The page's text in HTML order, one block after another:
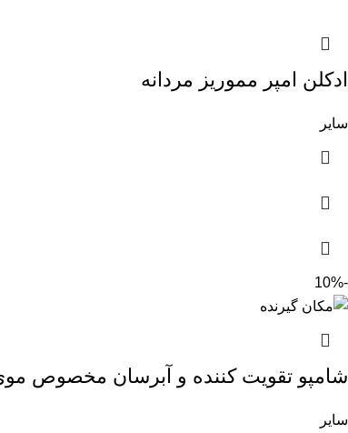
ادکلن امپر مموریز مردانه
سایر
-10%
شامپو تقویت کننده و آبرسان مخصوص
سایر